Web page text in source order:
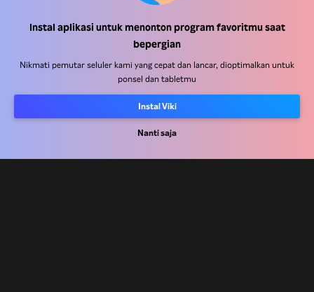
Instal aplikasi untuk menonton program favoritmu saat
bepergian
Nikmati pemutar seluler kami yang cepat dan lancar, dioptimalkan untuk
ponsel dan tabletmu
Instal Viki
Nanti saja
Pusat Bantuan
Pusat Pers
Ketentuan Penggunaan